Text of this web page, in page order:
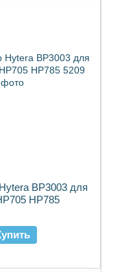
BP3003 для
HP785